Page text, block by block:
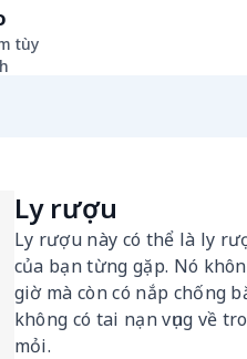
tùy
Ly rượu
Ly rượu này có thể là ly
của bạn từng gặp. Nó
giờ mà còn có nắp chống
không có tai nạn vụng về
mỏi.